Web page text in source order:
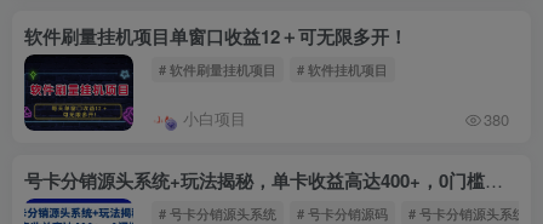
软件刷量挂机项目单窗口收益12＋可无限多开！
# 软件刷量挂机项目 # 软件挂机项目
小白项目 380
号卡分销源头系统+玩法揭秘，单卡收益高达400+，0门槛开启高收入副业
# 号卡分销源头系统 # 号卡分销源码 # 号卡分销源头系统